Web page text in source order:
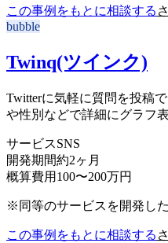
この事例をもとに相談する
bubble
Twinq(ツインク)
Twitterに気軽に質問を投稿
や性別などで詳細にグラフ
サービスSNS
開発期間約2ヶ月
概算費用 100〜200万円
※同等のサービスを開発し
この事例をもとに相談する